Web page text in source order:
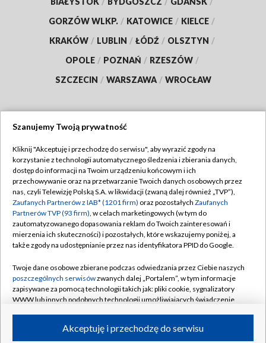
GORZÓW WLKP. / KATOWICE / KIELCE /
KRAKÓW / LUBLIN / ŁÓDŹ / OLSZTYN /
OPOLE / POZNAŃ / RZESZÓW /
SZCZECIN / WARSZAWA / WROCŁAW
TVP
Abonament TVP
Emisja w TVP
Centrum informacji TVP
Naziemna Telewizja Cyfrowa
Rada Programowa
System NOS
Informacje o nadawcy
Program dla prasy
Regulamin TVP
Polityka prywatności
Moje zgody
Pomoc
Kontakt
Kanały
Szanujemy Twoją prywatność
Kliknij "Akceptuję i przechodzę do serwisu", aby wyrazić zgody na
korzystanie z technologii automatycznego śledzenia i zbierania danych,
dostęp do informacji na Twoim urządzeniu końcowym i ich
przechowywanie oraz na przetwarzanie Twoich danych osobowych przez
nas, czyli Telewizję Polską S.A. w likwidacji (zwaną dalej również „TVP”),
Zaufanych Partnerów z IAB* (1201 firm) oraz pozostałych Zaufanych
Partnerów TVP (93 firm), w celach marketingowych (w tym do
zautomatyzowanego dopasowania reklam do Twoich zainteresowań i
mierzenia ich skuteczności) i pozostałych, które wskazujemy poniżej, a
także zgody na udostępnianie przez nas identyfikatora PPID do Google.
Twoje dane osobowe zbierane podczas odwiedzania przez Ciebie naszych
poszczególnych serwisówzwanych dalej „Portalem”, w tym informacje
zapisywane za pomocą technologii takich jak: pliki cookie, sygnalizatory
WWW lub innych podobnych technologii umożliwiających świadczenie
ruchu w Internecie.Akceptuję i przechodzę do serwisu